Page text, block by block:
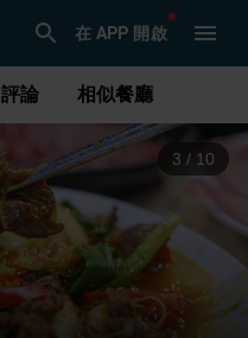
在 APP 開啟
評論 相似餐廳
4 / 10